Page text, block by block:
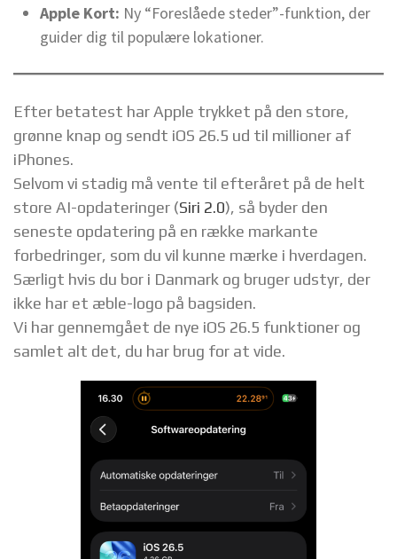
Apple Kort: Ny “Foreslåede steder”-funktion, der
guider dig til populære lokationer.
Efter betatest har Apple trykket på den store,
grønne knap og sendt iOS 26.5 ud til millioner af
iPhones.
Selvom vi stadig må vente til efteråret på de helt
store AI-opdateringer (Siri 2.0), så byder den
seneste opdatering på en række markante
forbedringer, som du vil kunne mærke i hverdagen.
Særligt hvis du bor i Danmark og bruger udstyr, der
ikke har et æble-logo på bagsiden.
Vi har gennemgået de nye iOS 26.5 funktioner og
samlet alt det, du har brug for at vide.